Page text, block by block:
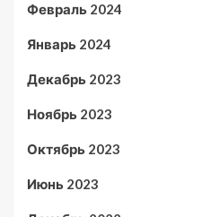
Февраль 2024
Январь 2024
Декабрь 2023
Ноябрь 2023
Октябрь 2023
Июнь 2023